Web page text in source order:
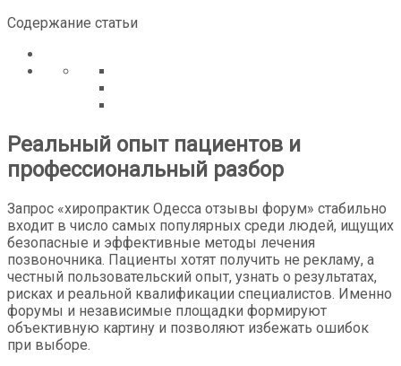
Содержание статьи
Реальный опыт пациентов и
профессиональный разбор
Запрос «хиропрактик Одесса отзывы форум» стабильно
входит в число самых популярных среди людей, ищущих
безопасные и эффективные методы лечения
позвоночника. Пациенты хотят получить не рекламу, а
честный пользовательский опыт, узнать о результатах,
рисках и реальной квалификации специалистов. Именно
форумы и независимые площадки формируют
объективную картину и позволяют избежать ошибок
при выборе.